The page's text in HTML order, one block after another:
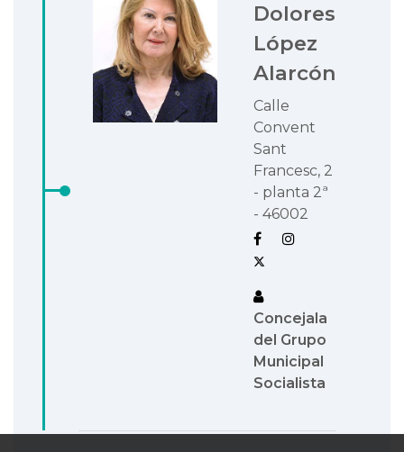
Dolores
López
Alarcón
Calle
Convent
Sant
Francesc, 2
- planta 2ª
- 46002
Concejala
del Grupo
Municipal
Socialista